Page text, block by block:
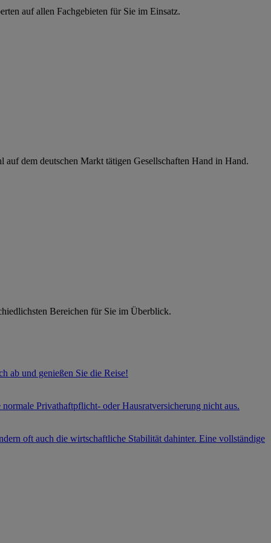
auf allen Fachgebieten für Sie im Einsatz.
dem deutschen Markt tätigen Gesellschaften Hand in Hand.
Bereichen für Sie im Überblick.
ab und genießen Sie die Reise!
Privathaftpflicht- oder Hausratversicherung nicht aus.
oft auch die wirtschaftliche Stabilität dahinter. Eine vollständige